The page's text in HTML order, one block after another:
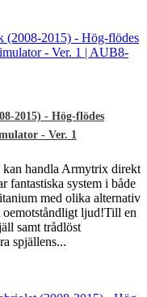
2015) - Hög-flödes
- Ver. 1
kan handla Armytrix direkt
system i både
med olika alternativ
oemotståndligt ljud!Till en
samt trådlöst
spjällens...